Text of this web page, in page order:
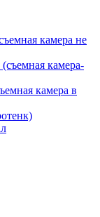
камера не
камера-
камера в